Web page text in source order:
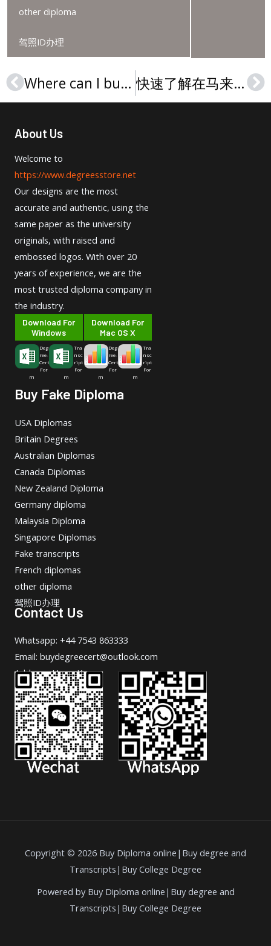
other diploma
驾照ID办理
Prev Where can I buy a Queen’s University diploma, 2024年购买女王大学文凭毕业证 快速了解在马来西亚购买玛拉理工大学毕业证的方法
About Us
Welcome to
https://www.degreesstore.net
Our designs are the most
accurate and authentic, using the
same paper as the university
originals, with raised and
embossed logos. With over 20
years of experience, we are the
most trusted diploma company in
the industry.
Download For
Windows
Deg
ree-
Cert
For
m
Tra
nsc
ript
For
m
Download For
Mac OS X
Deg
ree-
Cert
For
m
Tra
nsc
ript
For
m
Buy Fake Diploma
USA Diplomas
Britain Degrees
Australian Diplomas
Canada Diplomas
New Zealand Diploma
Germany diploma
Malaysia Diploma
Singapore Diplomas
Fake transcripts
French diplomas
other diploma
驾照ID办理
Contact Us
Whatsapp: +44 7543 863333
Email: buydegreecert@outlook.com
Address: Hong Kong.
Copyright © 2026 Buy Diploma online|Buy degree and
Transcripts|Buy College Degree
Powered by Buy Diploma online|Buy degree and
Transcripts|Buy College Degree